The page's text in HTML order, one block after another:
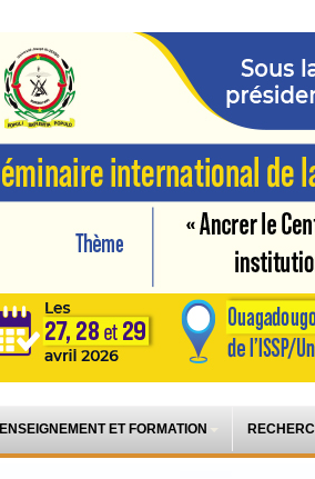
ENSEIGNEMENT ET FORMATION